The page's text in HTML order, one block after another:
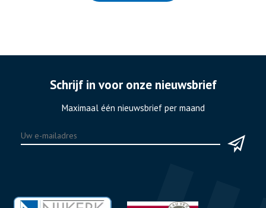
Schrijf in voor onze nieuwsbrief
Maximaal één nieuwsbrief per maand